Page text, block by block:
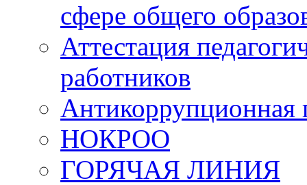
сфере общего
Аттестация
работников
Антикоррупционная
НОКРОО
ГОРЯЧАЯ ЛИНИЯ